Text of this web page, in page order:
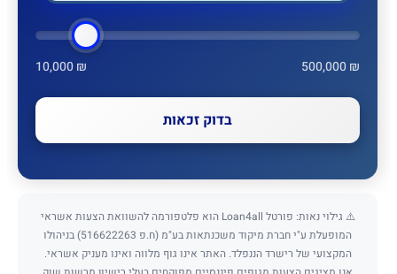
10,000 ₪ 500,000 ₪
בדוק זכאות
⚠️ גילוי נאות: פורטל Loan4all הוא פלטפורמה להשוואת הצעות אשראי
המופעלת ע"י חברת מיקוד משכנתאות בע"מ (ח.פ 516622263) בניהולו
המקצועי של רישרד הננפלד. האתר אינו גוף מלווה ואינו מעניק אשראי.